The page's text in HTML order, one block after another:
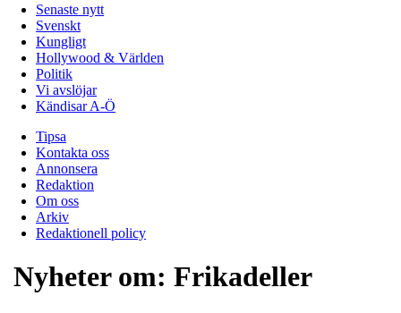
Senaste nytt
Svenskt
Kungligt
Hollywood & Världen
Politik
Vi avslöjar
Kändisar A-Ö
Tipsa
Kontakta oss
Annonsera
Redaktion
Om oss
Arkiv
Redaktionell policy
Nyheter om: Frikadeller